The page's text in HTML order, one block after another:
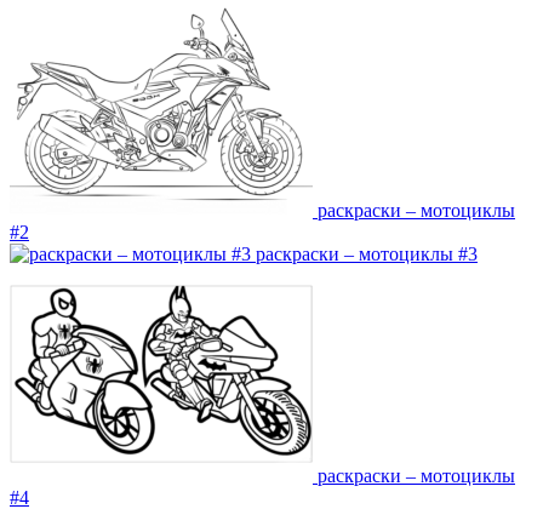
раскраски – мотоциклы
#2
раскраски – мотоциклы #3
раскраски – мотоциклы
#4